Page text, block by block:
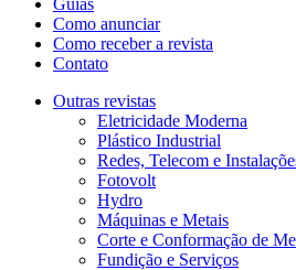
Guias
Como anunciar
Como receber a revista
Contato
Outras revistas
Eletricidade Moderna
Plástico Industrial
Redes, Telecom e
Fotovolt
Hydro
Máquinas e Metais
Corte e Conformação de
Fundição e Serviços